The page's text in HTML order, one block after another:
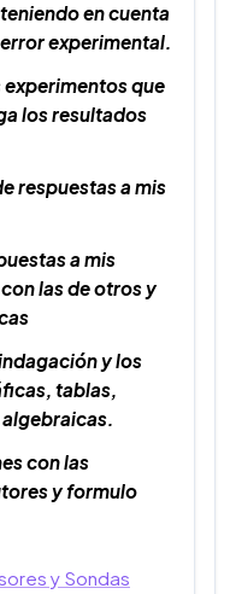
en cuenta
experimental.
que
los resultados
respuestas a mis
a mis
las de otros y
y los
tablas,
con las
y formulo
y Sondas